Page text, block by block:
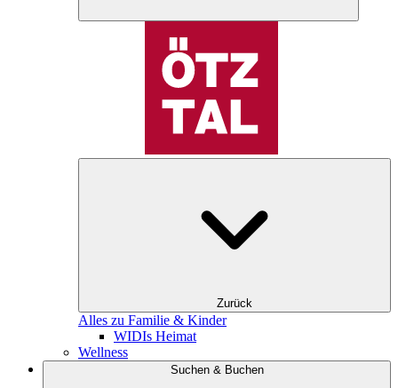
Zurück
Alles zu Familie & Kinder
WIDIs Heimat
Wellness
Suchen & Buchen